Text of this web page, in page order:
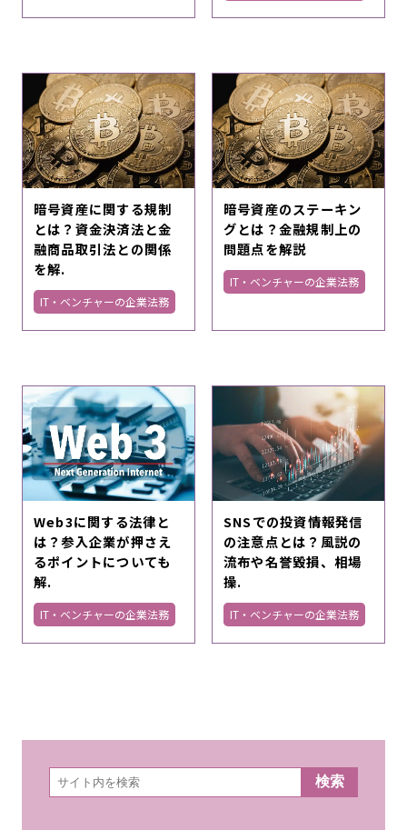
暗号資産に関する規制
とは？資金決済法と金
融商品取引法との関係
を解.
IT・ベンチャーの企業法務
暗号資産のステーキン
グとは？金融規制上の
問題点を解説
IT・ベンチャーの企業法務
Web3に関する法律と
は？参入企業が押さえ
るポイントについても
解.
IT・ベンチャーの企業法務
SNSでの投資情報発信
の注意点とは？風説の
流布や名誉毀損、相場
操.
IT・ベンチャーの企業法務
検
索 検索